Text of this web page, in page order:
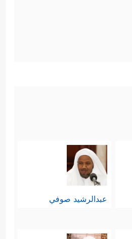
وَإِنَّا لَفِی شَكࣲّ مِّمَّا تَدۡعُونَنَاۤ إِلَیۡهِ
أقوامهم:
فنحن وإياكم في
من طِينةٍ أخرى،
عبدالرشيد صوفي